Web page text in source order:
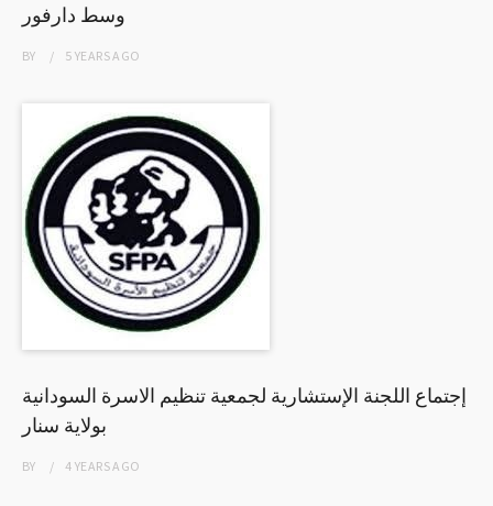
وسط دارفور
BY 5 YEARSAGO
إجتماع اللجنة الإستشارية لجمعية تنظيم الاسرة السودانية
بولاية سنار
BY 4 YEARSAGO